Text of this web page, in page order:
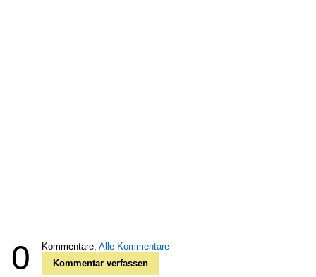
0 Kommentare, Alle Kommentare
Kommentar verfassen